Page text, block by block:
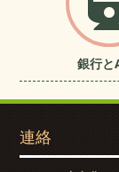
銀行と
連絡